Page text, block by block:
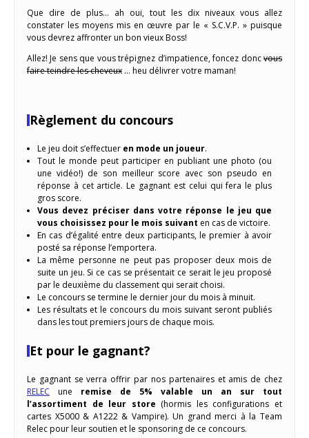
Que dire de plus… ah oui, tout les dix niveaux vous allez
constater les moyens mis en œuvre par le « S.C.V.P. » puisque
vous devrez affronter un bon vieux Boss!
Allez! Je sens que vous trépignez d’impatience, foncez doncvous
faire teindre les cheveux … heu délivrer votre maman!
Règlement du concours
Le jeu doit s’effectuer en mode un joueur.
Tout le monde peut participer en publiant une photo (ou
une vidéo!) de son meilleur score avec son pseudo en
réponse à cet article. Le gagnant est celui qui fera le plus
gros score.
Vous devez préciser dans votre réponse le jeu que
vous choisissez pour le mois suivant en cas de victoire.
En cas d’égalité entre deux participants, le premier à avoir
posté sa réponse l’emportera.
La même personne ne peut pas proposer deux mois de
suite un jeu. Si ce cas se présentait ce serait le jeu proposé
par le deuxième du classement qui serait choisi.
Le concours se termine le dernier jour du mois à minuit.
Les résultats et le concours du mois suivant seront publiés
dans les tout premiers jours de chaque mois.
Et pour le gagnant?
Le gagnant se verra offrir par nos partenaires et amis de chez
RELEC une remise de 5% valable un an sur tout
l’assortiment de leur store (hormis les configurations et
cartes X5000 & A1222 & Vampire). Un grand merci à la Team
Relec pour leur soutien et le sponsoring de ce concours.